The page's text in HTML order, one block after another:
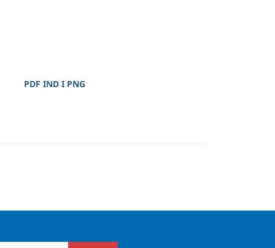
PDF IND I PNG